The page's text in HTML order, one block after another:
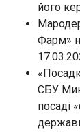
його
Фарм»
СБУ
посаді